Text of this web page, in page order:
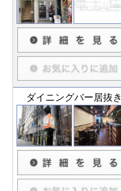
ダイニングバー居抜き